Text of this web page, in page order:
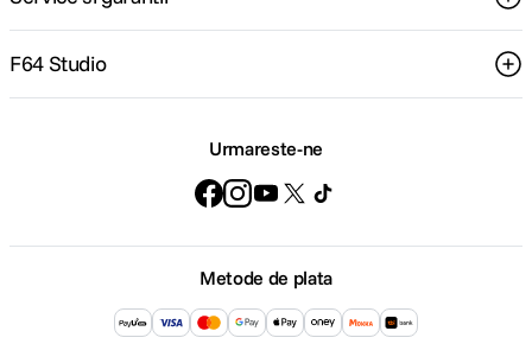
F64 Studio
Urmareste-ne
Metode de plata